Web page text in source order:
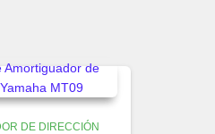
DE DIRECCIÓN